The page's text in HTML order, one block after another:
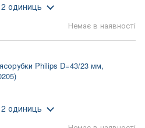
Немає в наявності
2 одиниць
Philips D=43/23 мм,
2 одиниць